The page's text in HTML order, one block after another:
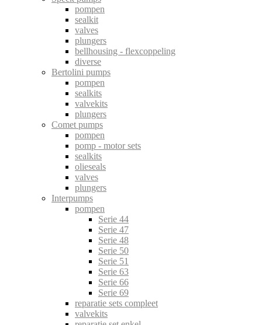
pompen
sealkit
valves
plungers
bellhousing - flexcoppeling
diverse
Bertolini pumps
pompen
sealkits
valvekits
plungers
Comet pumps
pompen
pomp - motor sets
sealkits
olieseals
valves
plungers
Interpumps
pompen
Serie 44
Serie 47
Serie 48
Serie 50
Serie 51
Serie 63
Serie 66
Serie 69
reparatie sets compleet
valvekits